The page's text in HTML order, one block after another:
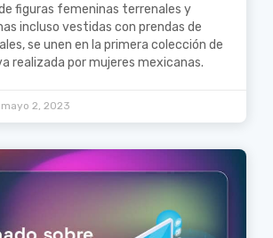
figuras femeninas terrenales y
incluso vestidas con prendas de
se unen en la primera colección de
realizada por mujeres mexicanas.
mayo 2, 2023